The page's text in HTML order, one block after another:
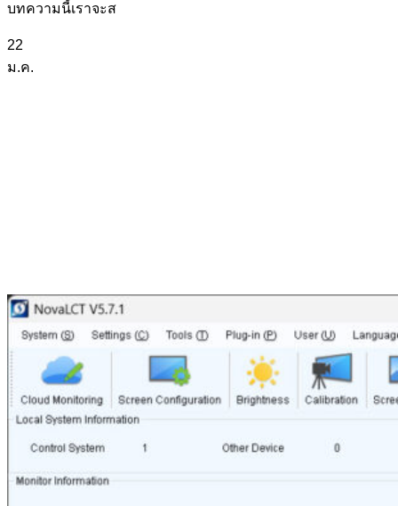
บทความนี้เราจะส
22
ม.ค.